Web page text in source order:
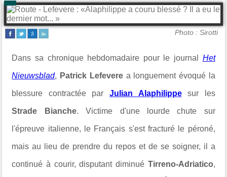
Photo : Sirotti
Dans sa chronique hebdomadaire pour le journal Het
Nieuwsblad, Patrick Lefeverea longuement évoqué la
blessure contractée par Julian Alaphilippesur les
Strade Bianche. Victime d'une lourde chute sur
l'épreuve italienne, le Français s'est fracturé le péroné,
mais au lieu de prendre du repos et de se soigner, il a
continué à courir, disputant diminué Tirreno-Adriatico,